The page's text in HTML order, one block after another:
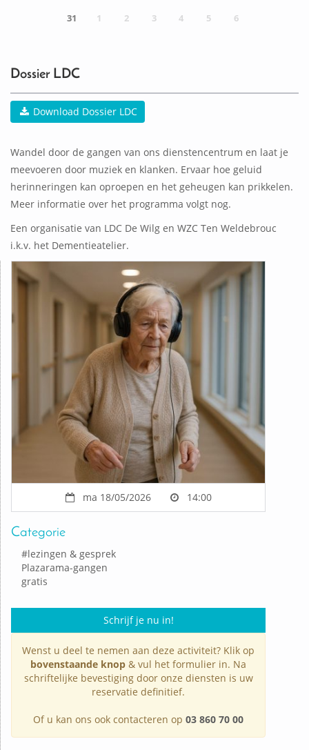
31
1 2 3 4 5 6
Dossier LDC
Download Dossier LDC
Wandel door de gangen van ons dienstencentrum en laat je
meevoeren door muziek en klanken. Ervaar hoe geluid
herinneringen kan oproepen en het geheugen kan prikkelen.
Meer informatie over het programma volgt nog.
Een organisatie van LDC De Wilg en WZC Ten Weldebrouc
i.k.v. het Dementieatelier.
ma 18/05/2026 14:00
Categorie
#lezingen & gesprek
Plazarama-gangen
gratis
Schrijf je nu in!
Wenst u deel te nemen aan deze activiteit? Klik op
bovenstaande knop & vul het formulier in. Na
schriftelijke bevestiging door onze diensten is uw
reservatie definitief.
Of u kan ons ook contacteren op 03 860 70 00